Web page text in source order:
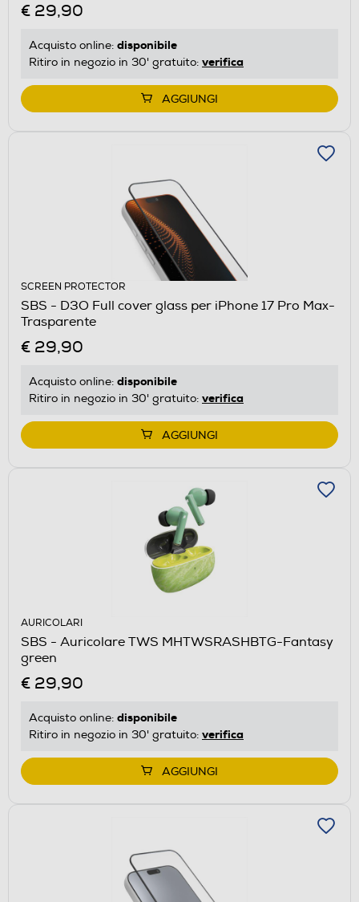
€ 29,90
Acquisto online: disponibile
Ritiro in negozio in 30' gratuito: verifica
AGGIUNGI
SCREEN PROTECTOR
SBS - D3O Full cover glass per iPhone 17 Pro Max-
Trasparente
€ 29,90
Acquisto online: disponibile
Ritiro in negozio in 30' gratuito: verifica
AGGIUNGI
AURICOLARI
SBS - Auricolare TWS MHTWSRASHBTG-Fantasy
green
€ 29,90
Acquisto online: disponibile
Ritiro in negozio in 30' gratuito: verifica
AGGIUNGI